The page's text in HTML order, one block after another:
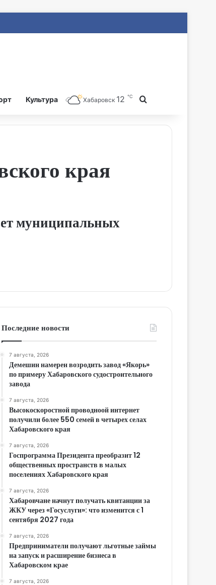
Культура Хабаровск 12 ℃
края
муниципальных
Последние новости
7 августа, 2026
Демешин намерен возродить завод «Якорь»
по примеру Хабаровского судостроительного
завода
7 августа, 2026
Высокоскоростной проводноой интернет
получили более 550 семей в четырех селах
Хабаровского края
7 августа, 2026
Госпрограмма Президента преобразит 12
общественных пространств в малых
поселениях Хабаровского края
7 августа, 2026
Хабаровчане начнут получать квитанции за
ЖКУ через «Госуслуги»: что изменится с 1
сентября 2027 года
7 августа, 2026
Предприниматели получают льготные займы
на запуск и расширение бизнеса в
Хабаровском крае
7 августа, 2026